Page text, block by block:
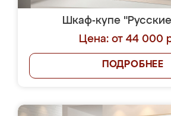
Шкаф-купе
Цена: от 44 000
ПОДРОБНЕЕ